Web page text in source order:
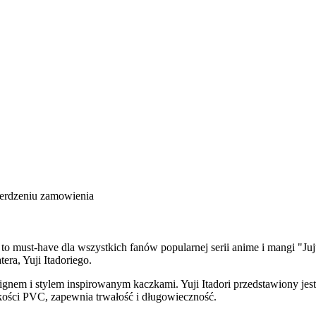
zamowienia
have dla wszystkich fanów popularnej serii anime i mangi
Yuji Itadoriego.
i stylem inspirowanym kaczkami. Yuji Itadori przedstawiony
PVC, zapewnia trwałość i długowieczność.